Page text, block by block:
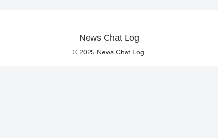
News Chat Log
© 2025 News Chat Log.